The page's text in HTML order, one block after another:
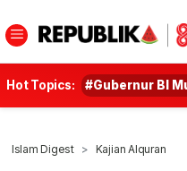
Hot Topics: #Gubernur BI
Islam Digest Kajian Alquran